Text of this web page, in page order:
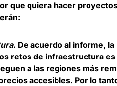
que quiera hacer
. De acuerdo al informe,
retos de infraestructura
a las regiones más
accesibles. Por lo